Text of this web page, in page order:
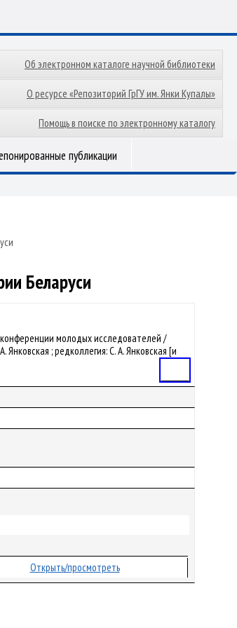
Об электронном каталоге научной библиотеки
О ресурсе «Репозиторий ГрГУ им. Янки Купалы»
Помощь в поиске по электронному каталогу
публикации
Беларуси
молодых исследователей /
; редколлегия: С. А. Янковская [и
Открыть/просмотреть